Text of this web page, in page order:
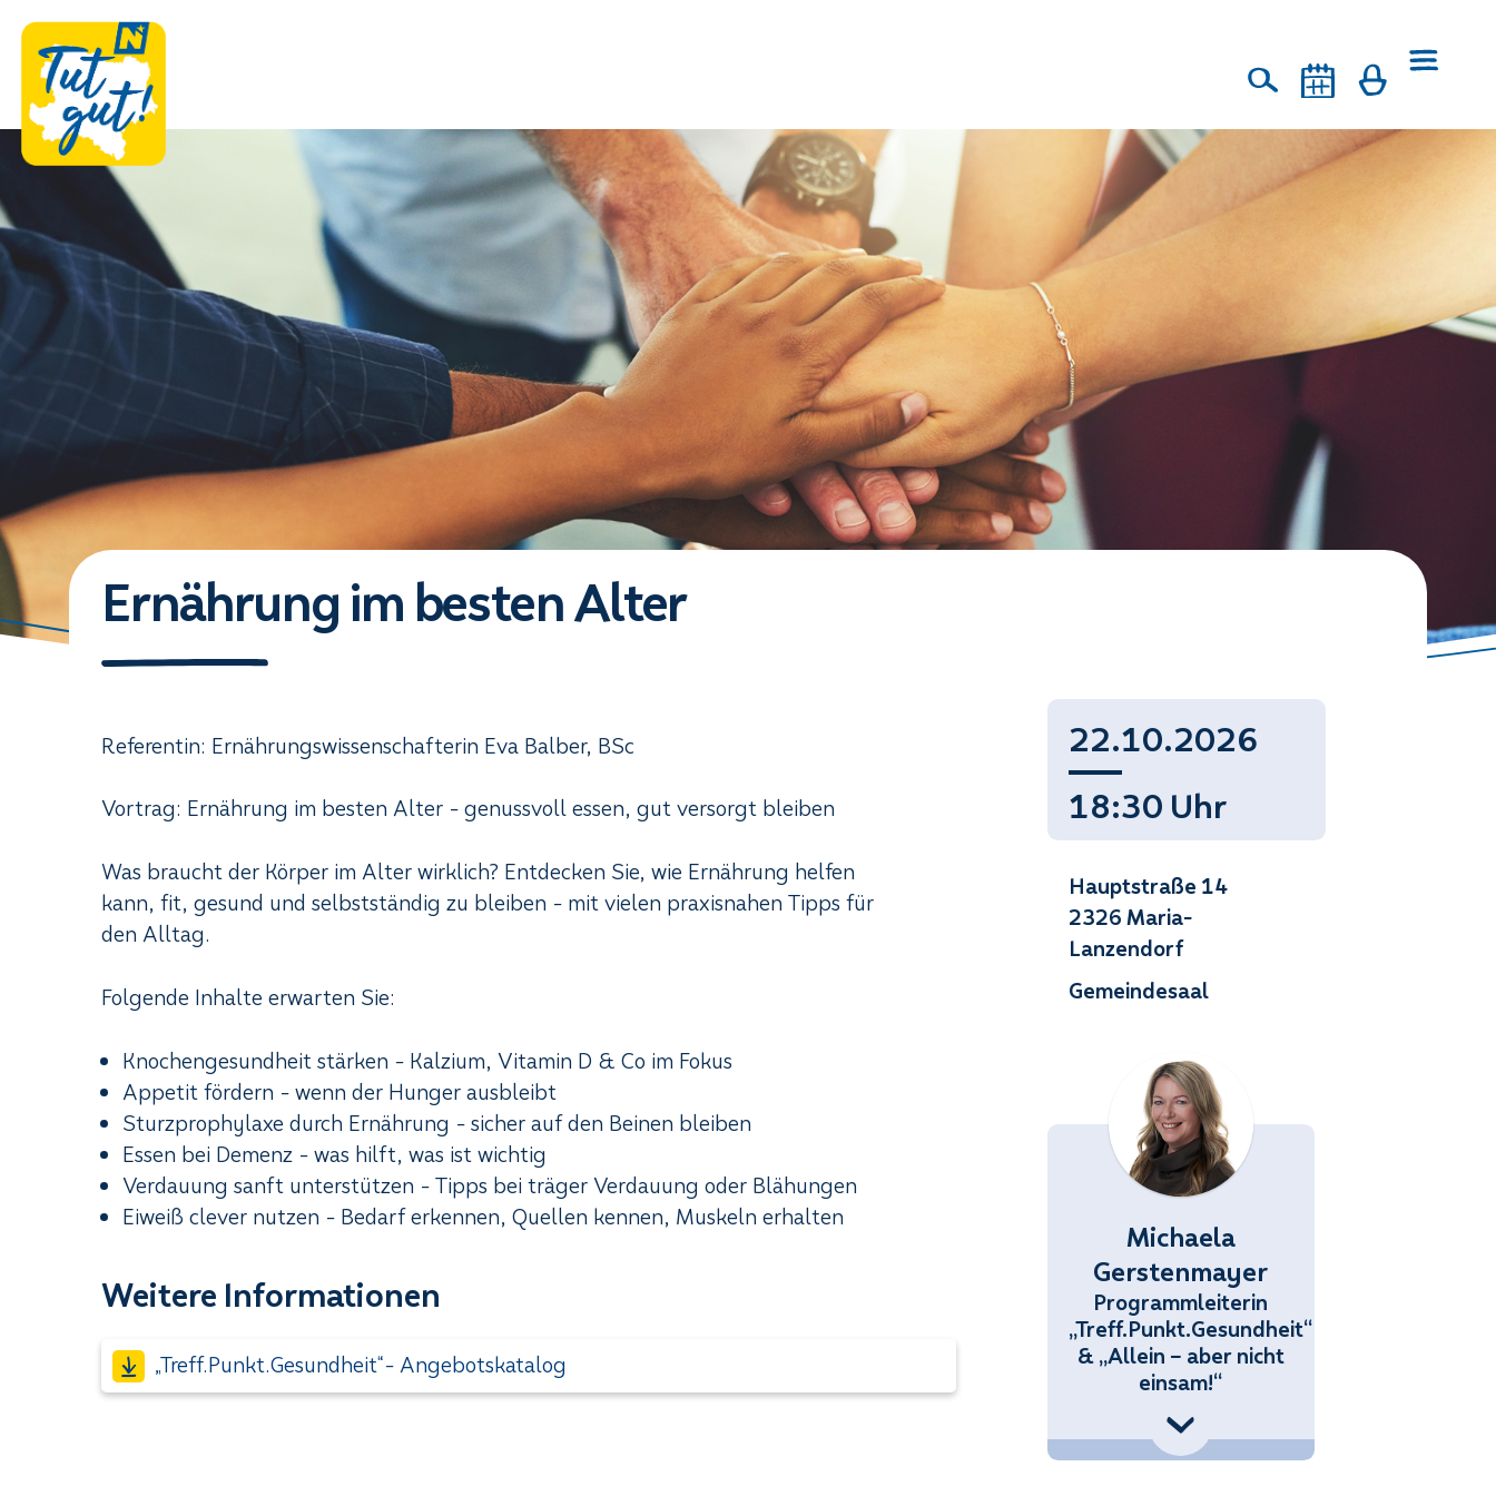
Ernährung im besten Alter
Referentin: Ernährungswissenschafterin Eva Balber, BSc
Vortrag: Ernährung im besten Alter - genussvoll essen, gut versorgt bleiben
Was braucht der Körper im Alter wirklich? Entdecken Sie, wie Ernährung helfen
kann, fit, gesund und selbstständig zu bleiben - mit vielen praxisnahen Tipps für
den Alltag.
Folgende Inhalte erwarten Sie:
Knochengesundheit stärken - Kalzium, Vitamin D & Co im Fokus
Appetit fördern - wenn der Hunger ausbleibt
Sturzprophylaxe durch Ernährung - sicher auf den Beinen bleiben
Essen bei Demenz - was hilft, was ist wichtig
Verdauung sanft unterstützen - Tipps bei träger Verdauung oder Blähungen
Eiweiß clever nutzen - Bedarf erkennen, Quellen kennen, Muskeln erhalten
Weitere Informationen
„Treff.Punkt.Gesundheit“- Angebotskatalog
22.10.2026
18:30 Uhr
Hauptstraße 14
2326 Maria-
Lanzendorf
Gemeindesaal
Michaela
Gerstenmayer
Programmleiterin
„Treff.Punkt.Gesundheit“
& „Allein – aber nicht
einsam!“
Michaela.Gerstenmayer@noetutgut.at